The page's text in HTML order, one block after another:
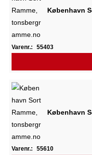
København
Varenr.: 55403
København
Varenr.: 55610